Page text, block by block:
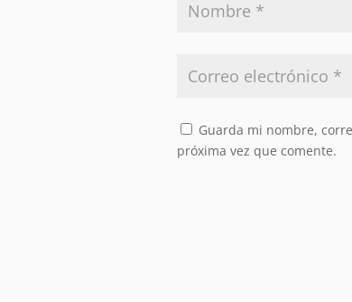
Guarda mi nombre,
próxima vez que comente.